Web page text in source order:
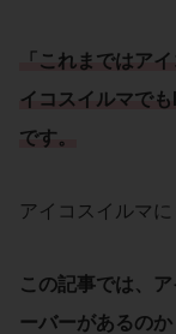
「これまではア
イコスイルマでも
です。
アイコスイルマ
この記事では、
ーバーがあるのか